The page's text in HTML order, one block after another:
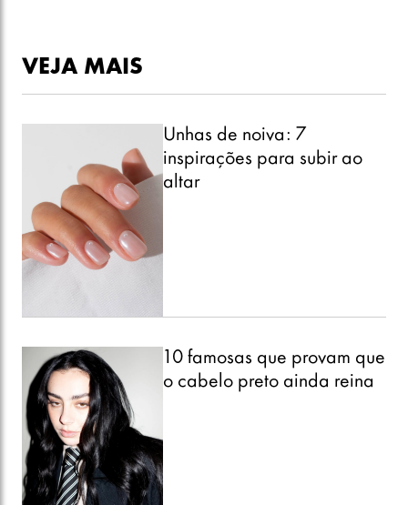
VEJA MAIS
Unhas de noiva: 7
inspirações para subir ao
altar
10 famosas que provam que
o cabelo preto ainda reina